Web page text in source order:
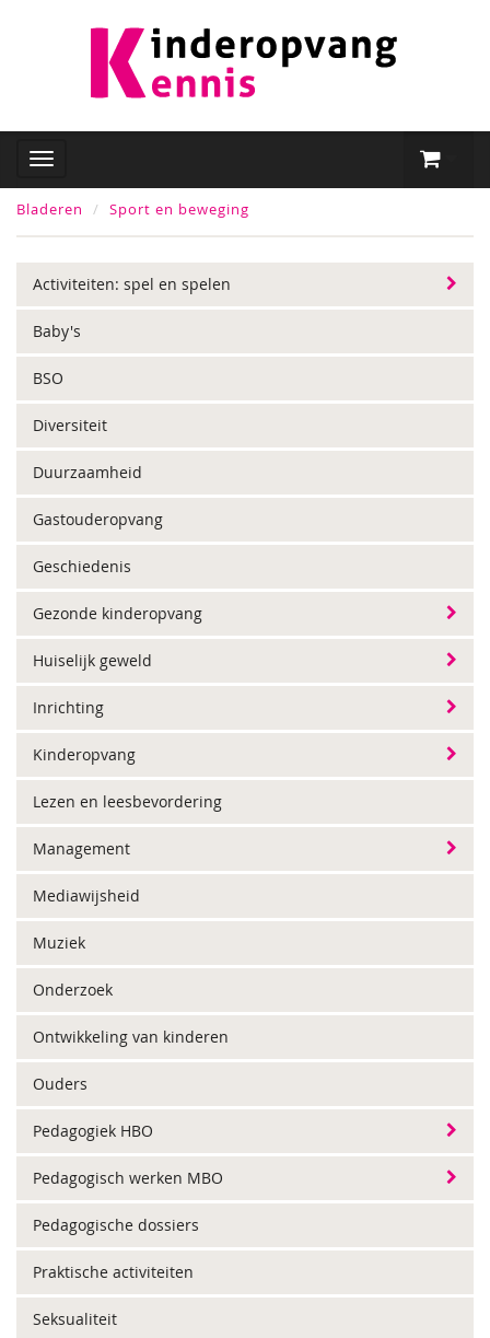
Bladeren Sport en beweging
Activiteiten: spel en spelen
Baby's
BSO
Diversiteit
Duurzaamheid
Gastouderopvang
Geschiedenis
Gezonde kinderopvang
Huiselijk geweld
Inrichting
Kinderopvang
Lezen en leesbevordering
Management
Mediawijsheid
Muziek
Onderzoek
Ontwikkeling van kinderen
Ouders
Pedagogiek HBO
Pedagogisch werken MBO
Pedagogische dossiers
Praktische activiteiten
Seksualiteit